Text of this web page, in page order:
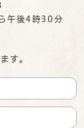
午後4時30分
す。